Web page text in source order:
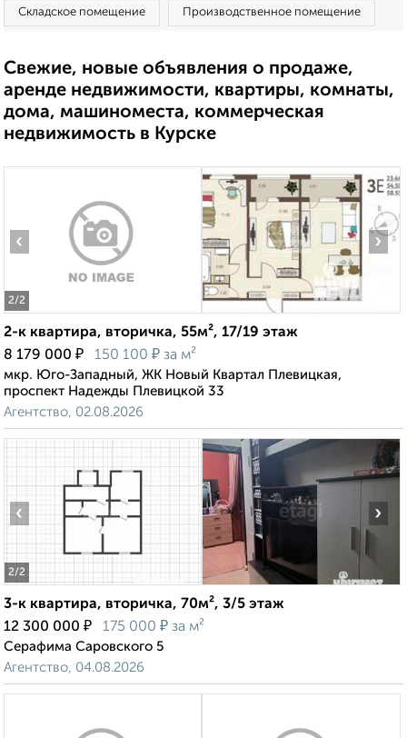
Складское помещение Производственное помещение
Свежие, новые объявления о продаже,
аренде недвижимости, квартиры, комнаты,
дома, машиноместа, коммерческая
недвижимость в Курске
2/2
‹ ›
2-к квартира, вторичка, 55м², 17/19 этаж
8 179 000 ₽ 150 100 ₽ за м²
мкр. Юго-Западный, ЖК Новый Квартал Плевицкая,
проспект Надежды Плевицкой 33
Агентство, 02.08.2026
2/2
‹ ›
3-к квартира, вторичка, 70м², 3/5 этаж
12 300 000 ₽ 175 000 ₽ за м²
Серафима Саровского 5
Агентство, 04.08.2026